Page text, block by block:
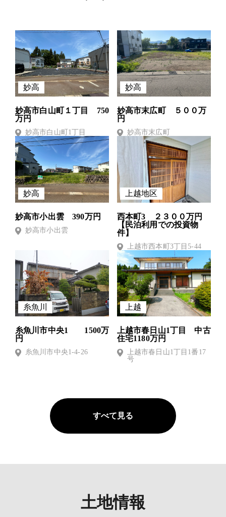
妙高
妙高市白山町１丁目 750
万円
妙高市白山町1丁目
妙高
妙高市末広町 ５００万
円
妙高市末広町
妙高
妙高市小出雲 390万円
妙高市小出雲
上越地区
西本町3 ２３００万円
【民泊利用での投資物
件】
上越市西本町3丁目5-44
糸魚川
糸魚川市中央1 1500万
円
糸魚川市中央1-4-26
上越
上越市春日山1丁目 中古
住宅1180万円
上越市春日山1丁目1番17
号
すべて見る
土地情報